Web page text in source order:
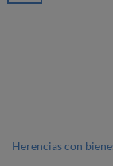
Herencias con